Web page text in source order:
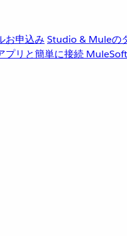
お申込み Studio & Muleの
プリと簡単に接続